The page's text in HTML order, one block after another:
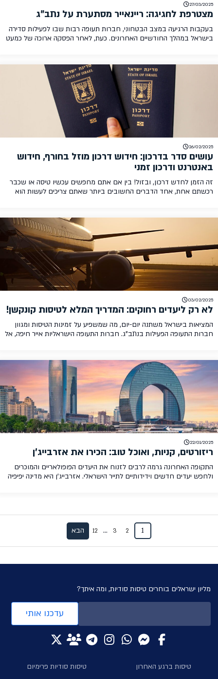
27/03/2025
מצטרפת לחגיגה: ריינאייר מסתערת על נתב"ג
בעקבות הרגיעה במצב הבטחוני, חברות תעופה רבות שבו לפעילות סדירה
בישראל במהלך החודשיים האחרונים. כעת, לאחר הפסקה ארוכה של כמעט
איטליה: בארי, בולוניה, ונציה, טורינו, מילאנו (ברגמו), נאפולי ורומא. אוסטריה:
וינה. בלגיה: בריסל (שרלרואה). בולגריה: […]
26/02/2025
עושים סדר בדרכון: חידוש דרכון מוזל בחורף, חידוש
באנטרנט ודרכון זמני
זה הזמן לחדש דרכון, ובזול! בין אם אתם מחפשים עכשיו טיסה או שכבר
רכשתם אחת, אחד הדברים החשובים ביותר שאתם צריכים לעשות הוא
דרישה של בין 3 ועד 6 חודשים מיום הכניסה שלכם למדינה. התעריפים […]
03/02/2025
לא רק ליעדים רחוקים: המדריך המלא לטיסות קונקשן!
המציאות בישראל משתנה יום-יום, מה שמשפיע על זמינות הטיסות ומגוון
חברות התעופה הפעילות בנתב"ג. חברות התעופה הישראליות אייר חיפה, אל
בהיצע נמוך בהשוואה לתקופה שקדמה למלחמה. להיעדר התחרות בחלק
נרחב מקווי התעופה ישנן השלכות […]
22/01/2025
ריזורטים, קניות, ואוכל טוב: הכירו את אזרבייג'ן
התקופה האחרונה גרמה לרבים לזנוח את היעדים הפופולאריים והמוכרים
ולחפש יעדים חדשים וידידותיים לתייר הישראלי. אזרבייג'ן היא מדינה יפיפיה
זו להציע. טיסות […]
navigation
1
2
3
…
12 הבא
טיסות ברגע האחרון טיסות סודיות פרימיום
מליון ישראלים בוחרים טיסות סודיות, ומה איתך?
עדכנו אותי